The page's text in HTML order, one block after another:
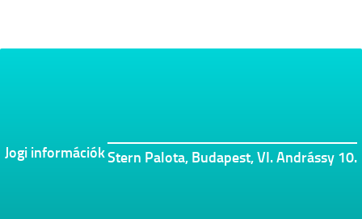
Jogi információkStern Palota, Budapest, VI. Andrássy 10.